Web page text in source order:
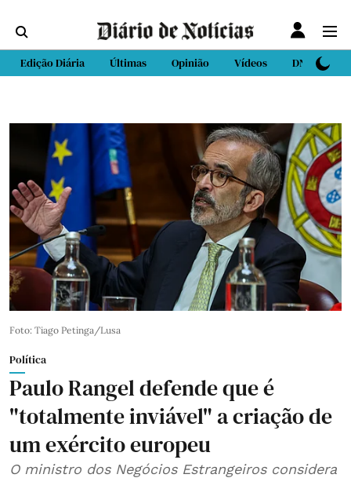
Edição Diária Últimas Opinião Vídeos DN Sport
Foto: Tiago Petinga/Lusa
Política
Paulo Rangel defende que é
"totalmente inviável" a criação de
um exército europeu
O ministro dos Negócios Estrangeiros considera